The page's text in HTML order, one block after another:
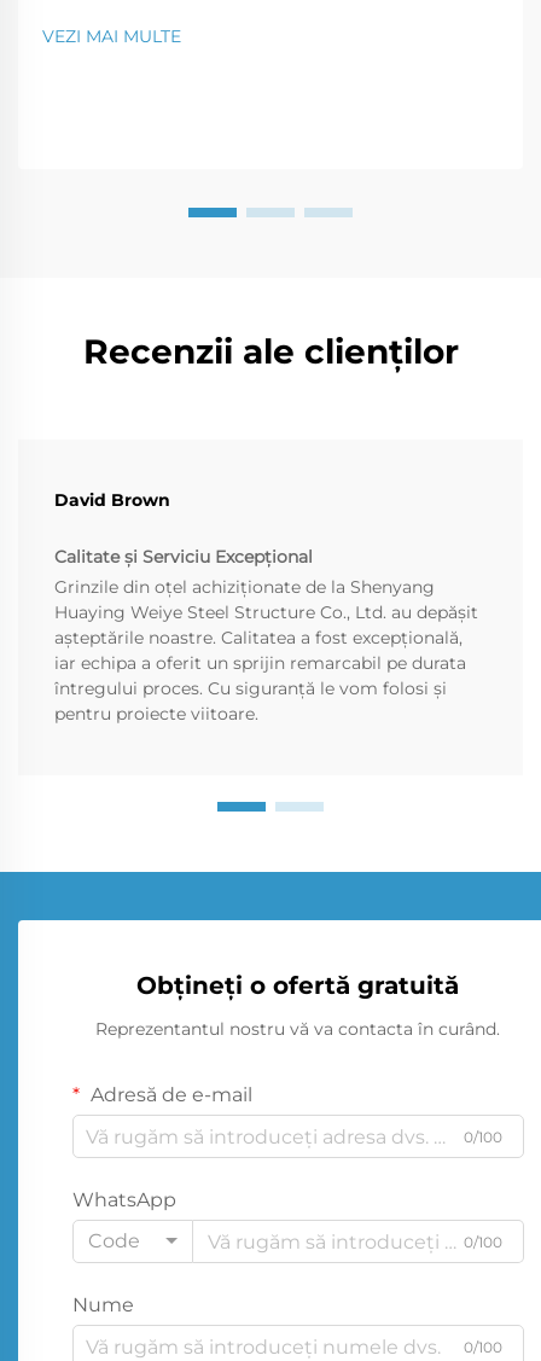
construcție este o soluție perfectă pentru o...
VEZI MAI MULTE
Recenzii ale clienților
David Brown
Calitate și Serviciu Excepțional
Grinzile din oțel achiziționate de la Shenyang
Huaying Weiye Steel Structure Co., Ltd. au depășit
așteptările noastre. Calitatea a fost excepțională,
iar echipa a oferit un sprijin remarcabil pe durata
întregului proces. Cu siguranță le vom folosi și
pentru proiecte viitoare.
Obțineți o ofertă gratuită
Reprezentantul nostru vă va contacta în curând.
Adresă de e-mail
0/100
WhatsApp
Code
0/100
Nume
0/100